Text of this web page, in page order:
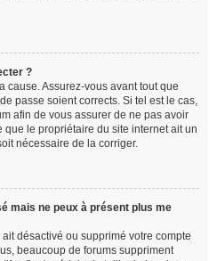
?
cause. Assurez-vous avant tout que
passe soient corrects. Si tel est le cas,
afin de vous assurer de ne pas avoir
le propriétaire du site internet ait un
nécessaire de la corriger.
mais ne peux à présent plus me
ait désactivé ou supprimé votre compte
beaucoup de forums suppriment